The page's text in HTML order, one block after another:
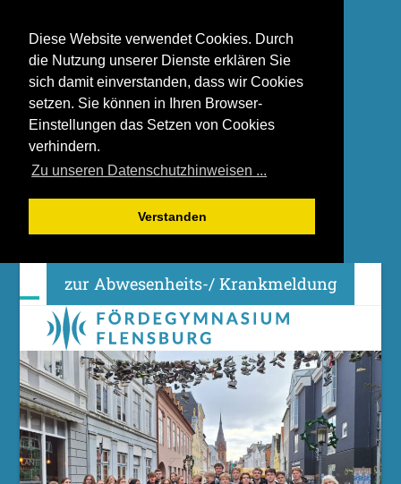
Diese Website verwendet Cookies. Durch
die Nutzung unserer Dienste erklären Sie
sich damit einverstanden, dass wir Cookies
setzen. Sie können in Ihren Browser-
Einstellungen das Setzen von Cookies
verhindern.
Zu unseren Datenschutzhinweisen ...
Verstanden
zur Abwesenheits-/ Krankmeldung
Open
mobile
menu
Close
mobile
menu